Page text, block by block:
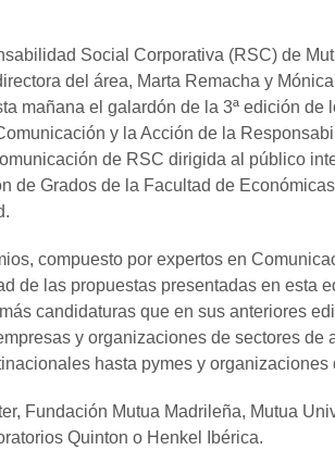
Social Corporativa (RSC) de
del área, Marta Remacha y
mañana el galardón de la 3ª edición de
y la Acción de la
de RSC dirigida al público
de Grados de la Facultad de
compuesto por expertos en
de las propuestas presentadas en esta
candidaturas que en sus anteriores
y organizaciones de sectores de
hasta pymes y organizaciones
Fundación Mutua Madrileña, Mutua
Quinton o Henkel Ibérica.